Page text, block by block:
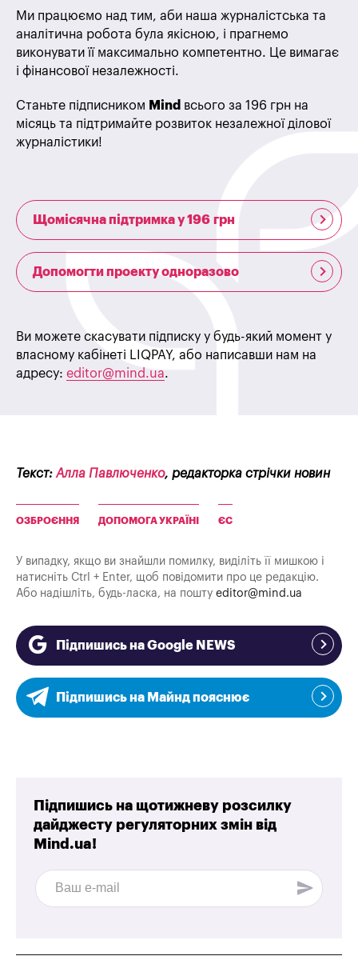
Ми працюємо над тим, аби наша журналістська та
аналітична робота була якісною, і прагнемо
виконувати її максимально компетентно. Це вимагає
і фінансової незалежності.
Станьте підписником Mind всього за 196 грн на
місяць та підтримайте розвиток незалежної ділової
журналістики!
Щомісячна підтримка у 196 грн
Допомогти проекту одноразово
Ви можете скасувати підписку у будь-який момент у
власному кабінеті LIQPAY, або написавши нам на
адресу: editor@mind.ua.
Текст:Алла Павлюченко, редакторка стрічки новин
ОЗБРОЄННЯ ДОПОМОГА УКРАЇНІ ЄС
У випадку, якщо ви знайшли помилку, виділіть її мишкою і
натисніть Ctrl + Enter, щоб повідомити про це редакцію.
Або надішліть, будь-ласка, на пошту editor@mind.ua
Підпишись на Google NEWS
Підпишись на Майнд пояснює
Підпишись на щотижневу розсилку
дайджесту регуляторних змін від
Mind.ua!